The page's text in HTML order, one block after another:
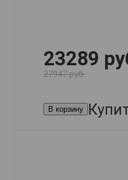
23289
27947 руб.
В корзину